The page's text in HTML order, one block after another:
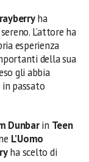
ha
L’attore ha
esperienza
della sua
gli abbia
in passato
Dunbarin Teen
L’Uomo
ha scelto di